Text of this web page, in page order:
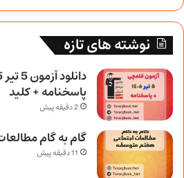
نوشته های تازه
پاسخنامه + کلید
2 دقیقه پیش
گام به گام
11 دقیقه پیش